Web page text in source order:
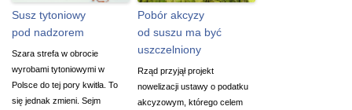
Susz tytoniowy
pod nadzorem
Szara strefa w obrocie
wyrobami tytoniowymi w
Polsce do tej pory kwitła. To
się jednak zmieni. Sejm
Pobór akcyzy
od suszu ma być
uszczelniony
Rząd przyjął projekt
nowelizacji ustawy o podatku
akcyzowym, którego celem